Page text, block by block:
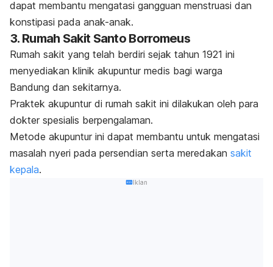
dapat membantu mengatasi gangguan menstruasi dan
konstipasi pada anak-anak.
3. Rumah Sakit Santo Borromeus
Rumah sakit yang telah berdiri sejak tahun 1921 ini
menyediakan klinik akupuntur medis bagi warga
Bandung dan sekitarnya.
Praktek akupuntur di rumah sakit ini dilakukan oleh para
dokter spesialis berpengalaman.
Metode akupuntur ini dapat membantu untuk mengatasi
masalah nyeri pada persendian serta meredakan sakit
kepala.
Iklan